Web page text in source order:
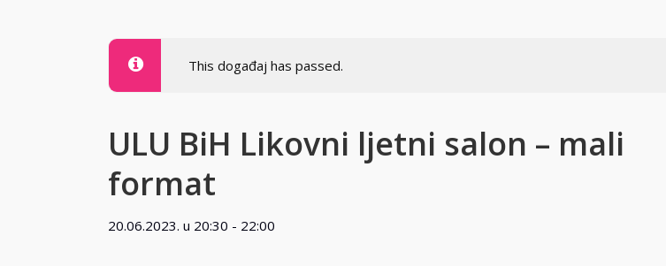
This događaj has passed.
ULU BiH Likovni ljetni salon – mali
format
20.06.2023. u 20:30 - 22:00